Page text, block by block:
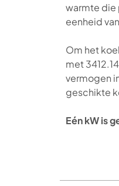
warmte die
eenheid
Om het
met
vermogen
geschikte
Eén kW is